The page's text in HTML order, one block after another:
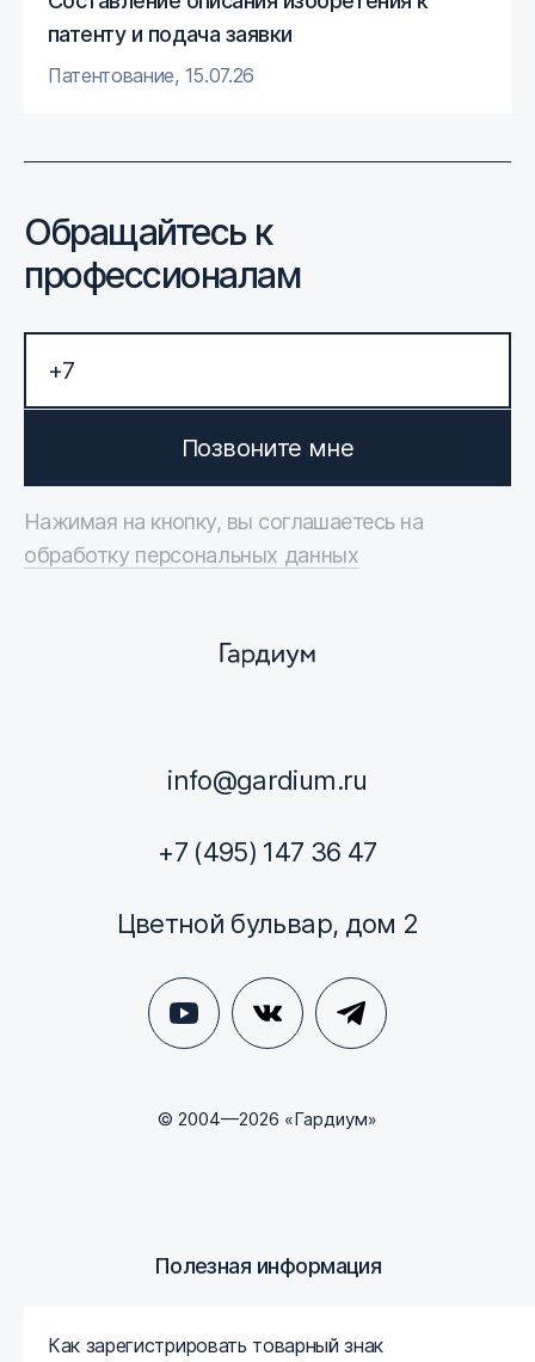
патенту и подача заявки
Патентование, 15.07.26
Обращайтесь к
профессионалам
Позвоните мне
Нажимая на кнопку, вы соглашаетесь на
обработку персональных данных
info@gardium.ru
+7 (495) 147 36 47
Цветной бульвар, дом 2
© 2004—2026 «Гардиум»
Полезная информация
Как зарегистрировать товарный знак